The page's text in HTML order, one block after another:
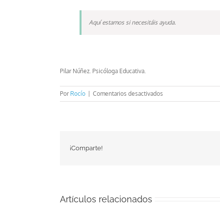
Aquí estamos si necesitáis ayuda.
Pilar Núñez. Psicóloga Educativa.
PorRocío | Comentarios desactivados
Preparando
¡Comparte!
Artículos relacionados